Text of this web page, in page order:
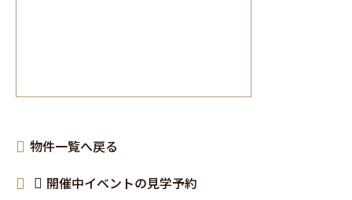
物件一覧へ戻る
開催中イベントの見学予約